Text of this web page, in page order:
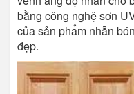
bằng công nghệ sơn
của sản phẩm nhẵn
đẹp.